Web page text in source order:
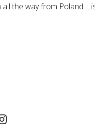
the way from Poland.